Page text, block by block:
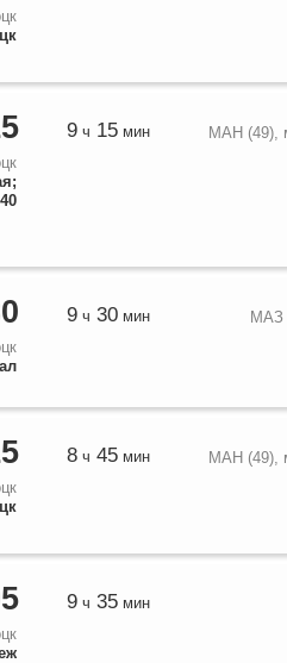
9ч 15мин МАН (49),
9ч 30мин МАЗ
8ч 45мин МАН (49),
9ч 35мин